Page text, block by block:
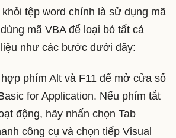
tệp word chính là sử dụng mã
mã VBA để loại bỏ tất cả
như các bước dưới đây:
phím Alt và F11 để mở cửa sổ
for Application. Nếu phím tắt
động, hãy nhấn chọn Tab
công cụ và chọn tiếp Visual